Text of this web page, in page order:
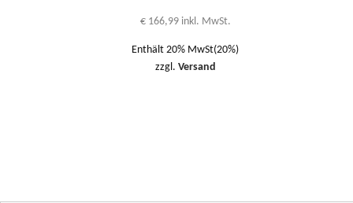
€166,99 inkl. MwSt.
Enthält 20% MwSt(20%)
zzgl. Versand